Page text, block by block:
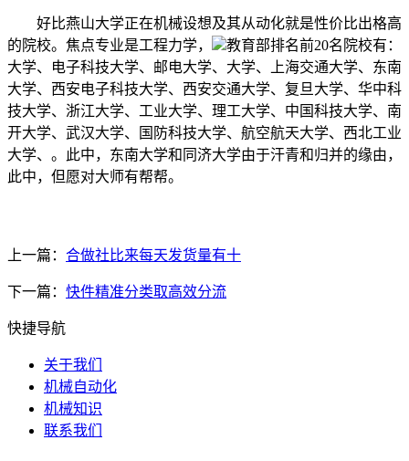
好比燕山大学正在机械设想及其从动化就是性价比出格高
的院校。焦点专业是工程力学，
教育部排名前20名院校有：
大学、电子科技大学、邮电大学、大学、上海交通大学、东南
大学、西安电子科技大学、西安交通大学、复旦大学、华中科
技大学、浙江大学、工业大学、理工大学、中国科技大学、南
开大学、武汉大学、国防科技大学、航空航天大学、西北工业
大学、。此中，东南大学和同济大学由于汗青和归并的缘由，
此中，但愿对大师有帮帮。
上一篇： 合做社比来每天发货量有十
下一篇： 快件精准分类取高效分流
快捷导航
关于我们
机械自动化
机械知识
联系我们